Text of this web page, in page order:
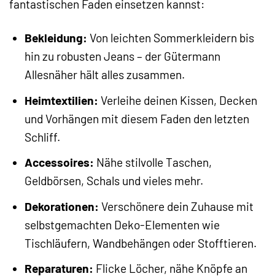
fantastischen Faden einsetzen kannst:
Bekleidung: Von leichten Sommerkleidern bis
hin zu robusten Jeans – der Gütermann
Allesnäher hält alles zusammen.
Heimtextilien: Verleihe deinen Kissen, Decken
und Vorhängen mit diesem Faden den letzten
Schliff.
Accessoires: Nähe stilvolle Taschen,
Geldbörsen, Schals und vieles mehr.
Dekorationen: Verschönere dein Zuhause mit
selbstgemachten Deko-Elementen wie
Tischläufern, Wandbehängen oder Stofftieren.
Reparaturen: Flicke Löcher, nähe Knöpfe an